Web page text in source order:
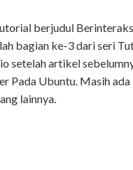
berjudul
bagian ke-3 dari seri
setelah artikel
Pada Ubuntu. Masih
lainnya.